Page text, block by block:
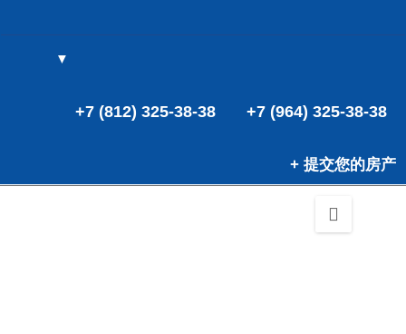
▼
+7 (964) 325-38-38
+7 (812) 325-38-38
+ 提交您的房产